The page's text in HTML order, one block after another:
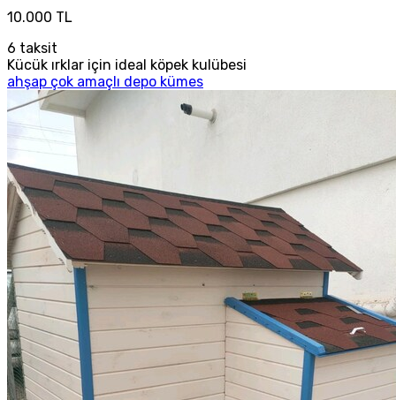
10.000 TL
6 taksit
Kücük ırklar için ideal köpek kulübesi
ahşap çok amaçlı depo kümes